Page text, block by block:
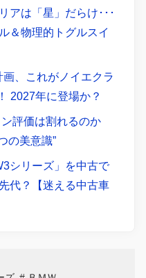
アは「星」だらけ･･･
＆物理的トグルスイ
、これがノイエクラ
2027年に登場か？
評価は割れるのか
の美意識”
シリーズ」を中古で
代？【迷える中古車